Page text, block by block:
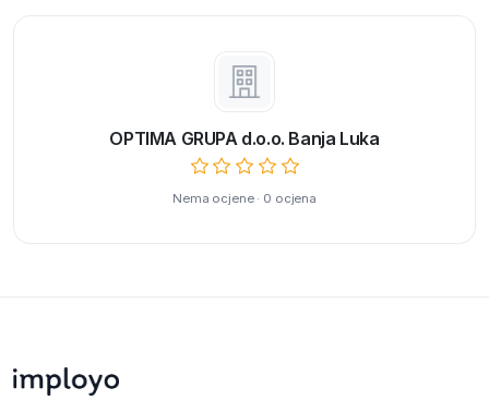
OPTIMA GRUPA d.о.о. Banja Luka
Nema ocjene · 0 ocjena